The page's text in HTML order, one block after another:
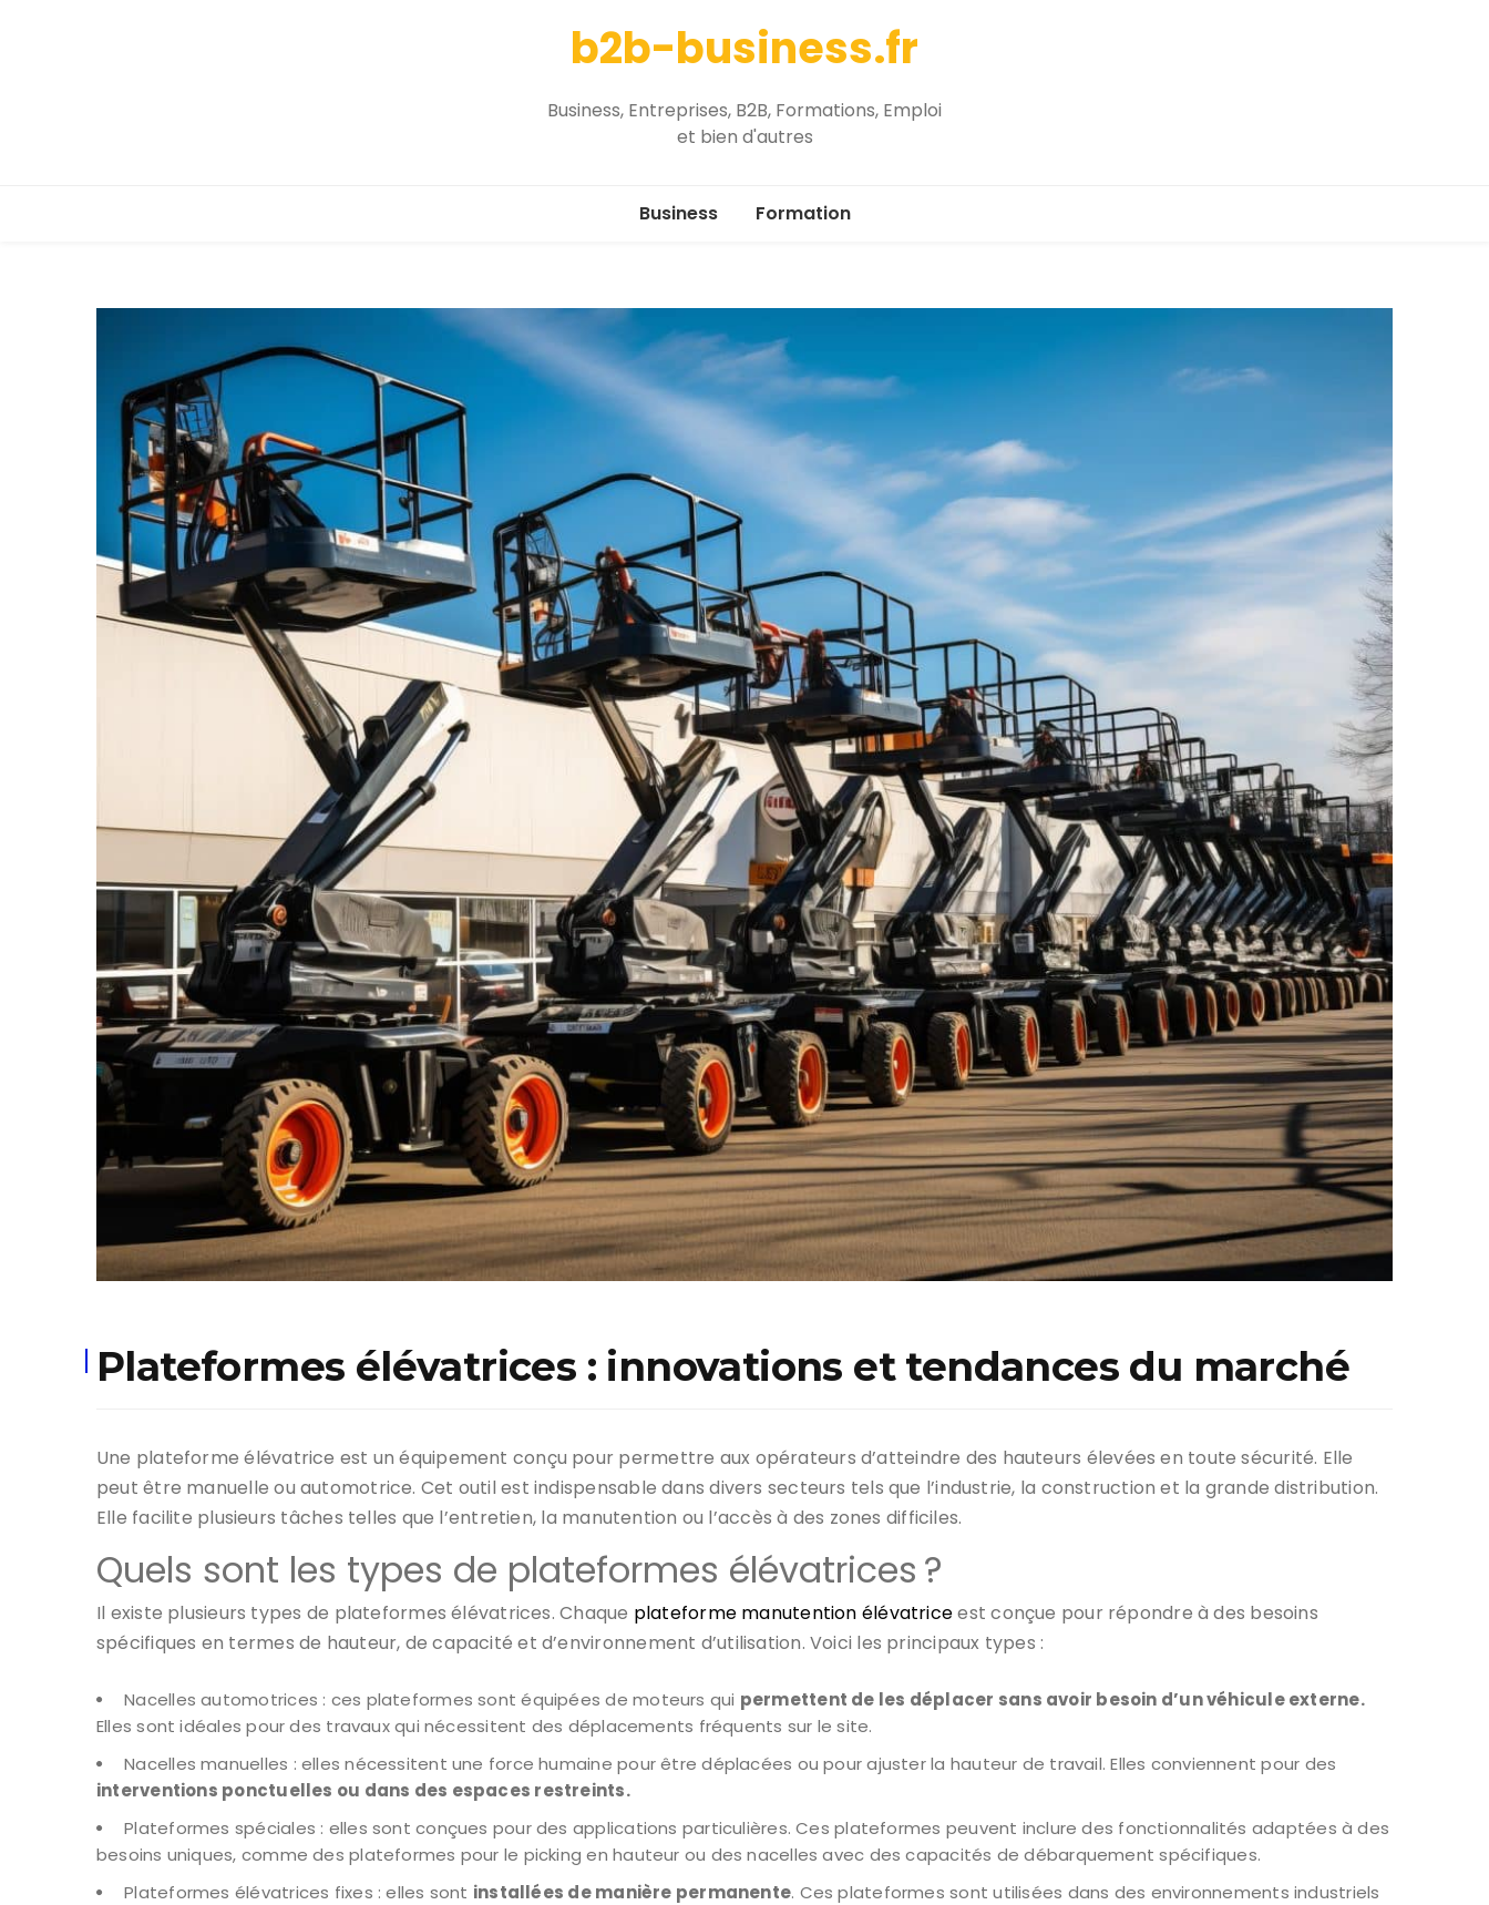
b2b-business.fr
Business, Entreprises, B2B, Formations, Emploi
et bien d'autres
Business Formation
Plateformes élévatrices : innovations et tendances du marché
Une plateforme élévatrice est un équipement conçu pour permettre aux opérateurs d’atteindre des hauteurs élevées en toute sécurité. Elle
peut être manuelle ou automotrice. Cet outil est indispensable dans divers secteurs tels que l’industrie, la construction et la grande distribution.
Elle facilite plusieurs tâches telles que l’entretien, la manutention ou l’accès à des zones difficiles.
Quels sont les types de plateformes élévatrices ?
Il existe plusieurs types de plateformes élévatrices. Chaque plateforme manutention élévatriceest conçue pour répondre à des besoins
spécifiques en termes de hauteur, de capacité et d’environnement d’utilisation. Voici les principaux types :
Nacelles automotrices : ces plateformes sont équipées de moteurs qui permettent de les déplacer sans avoir besoin d’un véhicule externe.
Elles sont idéales pour des travaux qui nécessitent des déplacements fréquents sur le site.
Nacelles manuelles : elles nécessitent une force humaine pour être déplacées ou pour ajuster la hauteur de travail. Elles conviennent pour des
interventions ponctuelles ou dans des espaces restreints.
Plateformes spéciales : elles sont conçues pour des applications particulières. Ces plateformes peuvent inclure des fonctionnalités adaptées à des
besoins uniques, comme des plateformes pour le picking en hauteur ou des nacelles avec des capacités de débarquement spécifiques.
Plateformes élévatrices fixes : elles sont installées de manière permanente. Ces plateformes sont utilisées dans des environnements industriels